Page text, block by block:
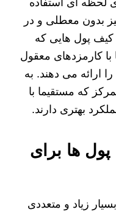
لحظه ای استفاده
بدون معطلی و در
کیف پول هایی که
کارمزدهای معقول
ارائه می دهند. به
که مستقیما با
بهتری دارند.
پول ها برای
زیاد و متعددی